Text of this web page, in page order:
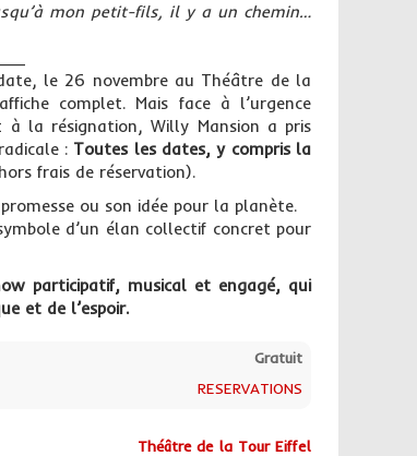
mon petit-fils, il y a un chemin…
le 26 novembre au Théâtre de la
complet. Mais face à l’urgence
à la résignation, Willy Mansion a pris
: Toutes les dates, y compris la
frais de réservation).
ou son idée pour la planète.
d’un élan collectif concret pour
participatif, musical et engagé, qui
et de l’espoir.
Gratuit
RESERVATIONS
Théâtre de la Tour Eiffel